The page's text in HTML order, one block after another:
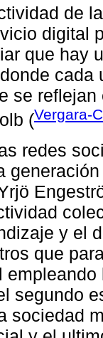
de
digital
que hay
cada
se
(Vergara-
redes
y el
que
segundo
sociedad